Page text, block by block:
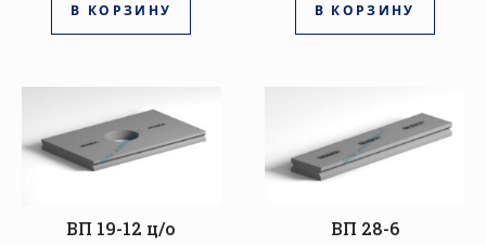
В КОРЗИНУ В КОРЗИНУ
ВП 19-12 ц/о ВП 28-6